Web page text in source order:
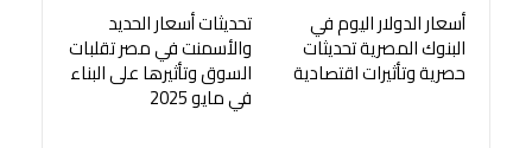
أسعار الدولار اليوم في
البنوك المصرية تحديثات
حصرية وتأثيرات اقتصادية
تحديثات أسعار الحديد
والأسمنت في مصر تقلبات
السوق وتأثيرها على البناء
في مايو 2025